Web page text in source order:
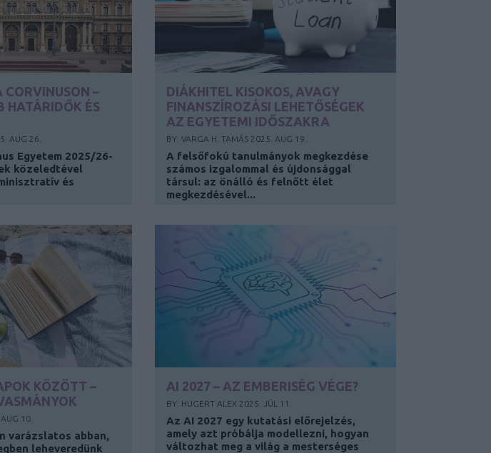
CORVINUSON –
HATÁRIDŐK ÉS
AUG 26.
Egyetem 2025/26-
közeledtével
és
DIÁKHITEL KISOKOS, AVAGY
FINANSZÍROZÁSI LEHETŐSÉGEK
AZ EGYETEMI IDŐSZAKRA
BY: VARGA H. TAMÁS 2025. AUG 19.
A felsőfokú tanulmányok megkezdése
számos izgalommal és újdonsággal
társul: az önálló és felnőtt élet
megkezdésével...
KÖZÖTT –
10.
varázslatos abban,
leheveredünk
AI 2027 – AZ EMBERISÉG VÉGE?
BY: HUGERT ALEX 2025. JÚL 11.
Az AI 2027 egy kutatási előrejelzés,
amely azt próbálja modellezni, hogyan
változhat meg a világ a mesterséges